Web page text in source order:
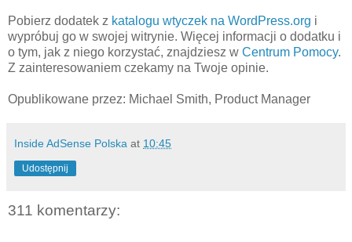
Pobierz dodatek z katalogu wtyczek na WordPress.org i
wypróbuj go w swojej witrynie. Więcej informacji o dodatku i
o tym, jak z niego korzystać, znajdziesz w Centrum Pomocy.
Z zainteresowaniem czekamy na Twoje opinie.
Opublikowane przez: Michael Smith, Product Manager
Inside AdSense Polska at 10:45
Udostępnij
311 komentarzy: